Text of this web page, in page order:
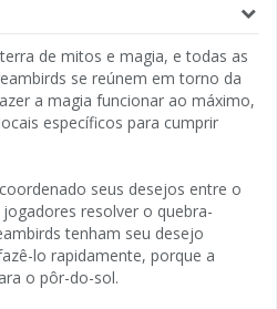
de mitos e magia, e todas as
se reúnem em torno da
a magia funcionar ao máximo,
específicos para cumprir
seus desejos entre o
resolver o quebra-
tenham seu desejo
lo rapidamente, porque a
o pôr-do-sol.